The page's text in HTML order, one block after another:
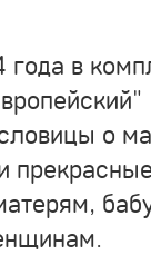
в
о